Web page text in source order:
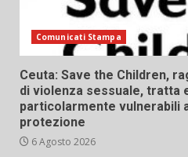
Comunicati Stampa
Ceuta: Save the Children,
di violenza sessuale, tratta
particolarmente vulnerabili
protezione
6 Agosto 2026